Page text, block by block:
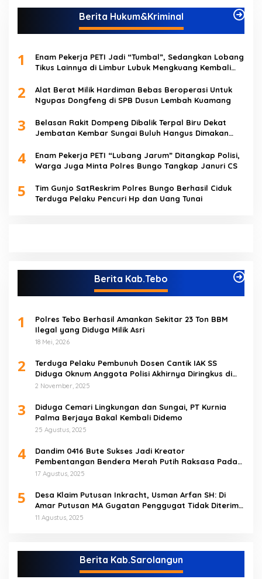
Berita Hukum&Kriminal
1
Enam Pekerja PETI Jadi “Tumbal”, Sedangkan Lobang
Tikus Lainnya di Limbur Lubuk Mengkuang Kembali
2
Alat Berat Milik Hardiman Bebas Beroperasi Untuk
Ngupas Dongfeng di SPB Dusun Lembah Kuamang
3
Belasan Rakit Dompeng Dibalik Terpal Biru Dekat
Jembatan Kembar Sungai Buluh Hangus Dimakan
4
Enam Pekerja PETI “Lubang Jarum” Ditangkap Polisi,
Warga Juga Minta Polres Bungo Tangkap Januri CS
5
Tim Gunjo SatReskrim Polres Bungo Berhasil Ciduk
Terduga Pelaku Pencuri Hp dan Uang Tunai
Berita Kab.Tebo
1
Polres Tebo Berhasil Amankan Sekitar 23 Ton BBM
Ilegal yang Diduga Milik Asri
18 Mei, 2026
2
Terduga Pelaku Pembunuh Dosen Cantik IAK SS
Diduga Oknum Anggota Polisi Akhirnya Diringkus di
Tebo Tengah
2 November, 2025
3
Diduga Cemari Lingkungan dan Sungai, PT Kurnia
Palma Berjaya Bakal Kembali Didemo
25 Agustus, 2025
4
Dandim 0416 Bute Sukses Jadi Kreator
Pembentangan Bendera Merah Putih Raksasa Pada
Peringatan HUT RI ke 80 di Tebo
17 Agustus, 2025
5
Desa Klaim Putusan Inkracht, Usman Arfan SH: Di
Amar Putusan MA Gugatan Penggugat Tidak Diterima
(NO)
11 Agustus, 2025
Berita Kab.Sarolangun